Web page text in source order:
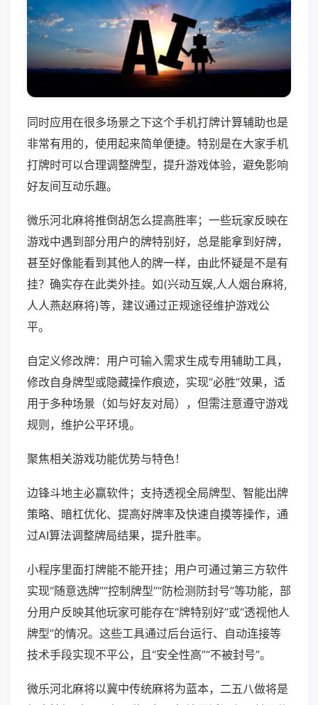
同时应用在很多场景之下这个手机打牌计算辅助也是
非常有用的，使用起来简单便捷。特别是在大家手机
打牌时可以合理调整牌型，提升游戏体验，避免影响
好友间互动乐趣。
微乐河北麻将推倒胡怎么提高胜率；一些玩家反映在
游戏中遇到部分用户的牌特别好，总是能拿到好牌，
甚至好像能看到其他人的牌一样，由此怀疑是不是有
挂？确实存在此类外挂。如(兴动互娱,人人烟台麻将,
人人燕赵麻将)等，建议通过正规途径维护游戏公
平。
自定义修改牌：用户可输入需求生成专用辅助工具，
修改自身牌型或隐藏操作痕迹，实现“必胜”效果，适
用于多种场景（如与好友对局），但需注意遵守游戏
规则，维护公平环境。
聚焦相关游戏功能优势与特色！
边锋斗地主必赢软件；支持透视全局牌型、智能出牌
策略、暗杠优化、提高好牌率及快速自摸等操作，通
过AI算法调整牌局结果，提升胜率。
小程序里面打牌能不能开挂；用户可通过第三方软件
实现“随意选牌”“控制牌型”“防检测防封号”等功能，部
分用户反映其他玩家可能存在“牌特别好”或“透视他人
牌型”的情况。这些工具通过后台运行、自动连接等
技术手段实现不平公，且“安全性高”“不被封号”。
微乐河北麻将以冀中传统麻将为蓝本，二五八做将是